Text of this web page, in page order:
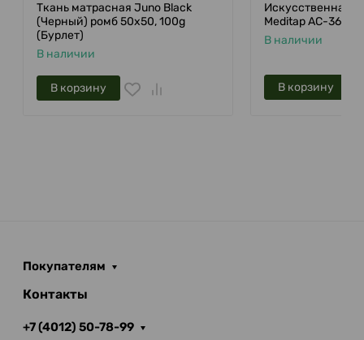
Ткань матрасная Juno Black
(Черный) ромб 50х50, 100g
(Бурлет)
В наличии
В корзину
Искусственная
Meditap AC-365
В наличии
В корзину
Покупателям
Контакты
+7 (4012) 50-78-99